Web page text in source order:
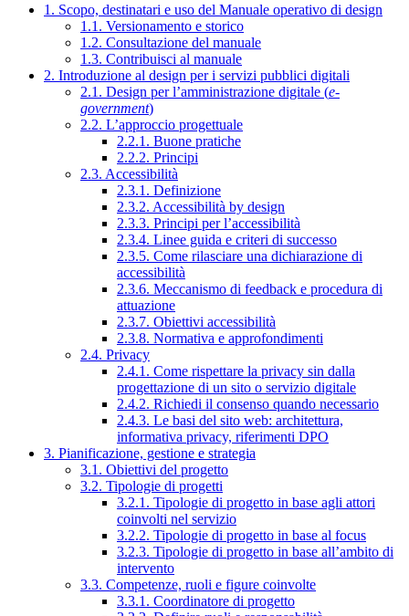
1. Scopo, destinatari e uso del Manuale operativo di design
1.1. Versionamento e storico
1.2. Consultazione del manuale
1.3. Contribuisci al manuale
2. Introduzione al design per i servizi pubblici digitali
2.1. Design per l’amministrazione digitale (e-
government)
2.2. L’approccio progettuale
2.2.1. Buone pratiche
2.2.2. Principi
2.3. Accessibilità
2.3.1. Definizione
2.3.2. Accessibilità by design
2.3.3. Principi per l’accessibilità
2.3.4. Linee guida e criteri di successo
2.3.5. Come rilasciare una dichiarazione di
accessibilità
2.3.6. Meccanismo di feedback e procedura di
attuazione
2.3.7. Obiettivi accessibilità
2.3.8. Normativa e approfondimenti
2.4. Privacy
2.4.1. Come rispettare la privacy sin dalla
progettazione di un sito o servizio digitale
2.4.2. Richiedi il consenso quando necessario
2.4.3. Le basi del sito web: architettura,
informativa privacy, riferimenti DPO
3. Pianificazione, gestione e strategia
3.1. Obiettivi del progetto
3.2. Tipologie di progetti
3.2.1. Tipologie di progetto in base agli attori
coinvolti nel servizio
3.2.2. Tipologie di progetto in base al focus
3.2.3. Tipologie di progetto in base all’ambito di
intervento
3.3. Competenze, ruoli e figure coinvolte
3.3.1. Coordinatore di progetto